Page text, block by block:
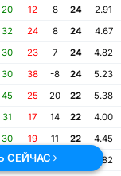
20 12 8 24
2.91
32 24 8 24
4.67
II
30 23 7 24
4.82
30 38 -8 24
5.23
45 25 20 22
5.38
31 17 14 22
4.00
30 19 11 22
4.45
31 22 9 4.82
СЕЙЧАС